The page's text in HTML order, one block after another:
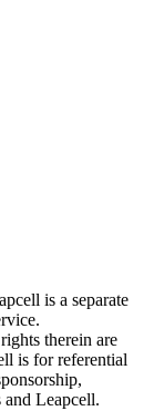
is a separate
therein are
is for referential
Leapcell.